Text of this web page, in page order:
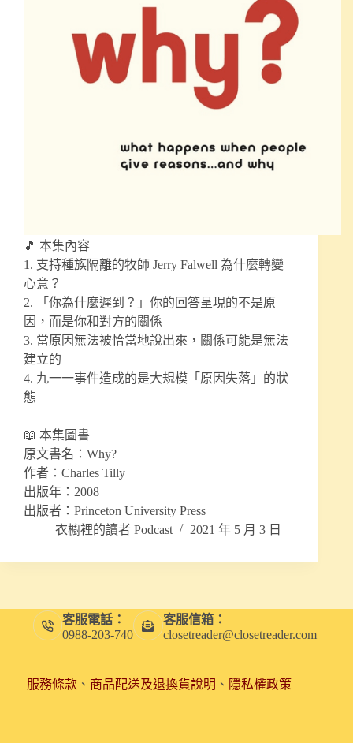
🎵 本集內容
1. 支持種族隔離的牧師 Jerry Falwell 為什麼轉變
心意？
2. 「你為什麼遲到？」你的回答呈現的不是原
因，而是你和對方的關係
3. 當原因無法被恰當地說出來，關係可能是無法
建立的
4. 九一一事件造成的是大規模「原因失落」的狀
態
📖 本集圖書
原文書名：Why?
作者：Charles Tilly
出版年：2008
出版者：Princeton University Press
衣櫥裡的讀者 Podcast
2021 年 5 月 3 日
客服電話：
0988-203-740
客服信箱：
closetreader@closetreader.com
服務條款、 商品配送及退換貨說明 、 隱私權政策